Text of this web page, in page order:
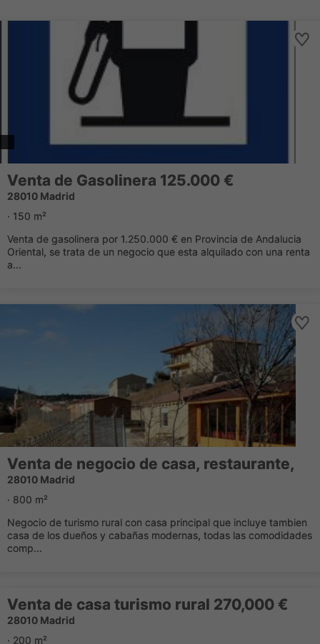
Venta de Gasolinera 125.000 €
28010 Madrid
· 150 m²
Venta de gasolinera por 1.250.000 € en Provincia de Andalucia
Oriental, se trata de un negocio que esta alquilado con una renta
a...
Venta de negocio de casa, restaurante,
28010 Madrid
· 800 m²
Negocio de turismo rural con casa principal que incluye tambien
casa de los dueños y cabañas modernas, todas las comodidades
comp...
Venta de casa turismo rural 270,000 €
28010 Madrid
· 200 m²